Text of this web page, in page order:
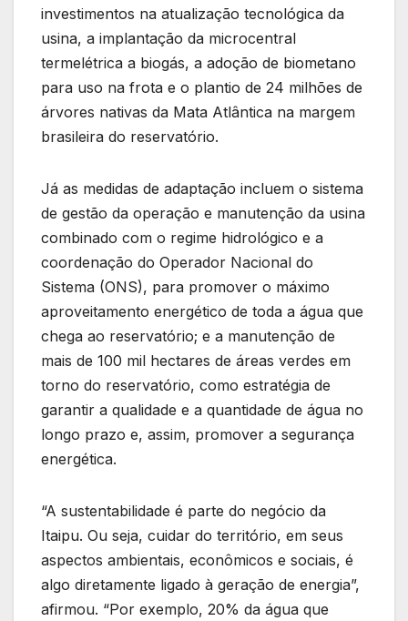
investimentos na atualização tecnológica da
usina, a implantação da microcentral
termelétrica a biogás, a adoção de biometano
para uso na frota e o plantio de 24 milhões de
árvores nativas da Mata Atlântica na margem
brasileira do reservatório.
Já as medidas de adaptação incluem o sistema
de gestão da operação e manutenção da usina
combinado com o regime hidrológico e a
coordenação do Operador Nacional do
Sistema (ONS), para promover o máximo
aproveitamento energético de toda a água que
chega ao reservatório; e a manutenção de
mais de 100 mil hectares de áreas verdes em
torno do reservatório, como estratégia de
garantir a qualidade e a quantidade de água no
longo prazo e, assim, promover a segurança
energética.
“A sustentabilidade é parte do negócio da
Itaipu. Ou seja, cuidar do território, em seus
aspectos ambientais, econômicos e sociais, é
algo diretamente ligado à geração de energia”,
afirmou. “Por exemplo, 20% da água que